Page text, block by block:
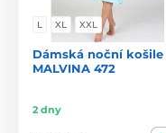
L XL XXL
Dámská noční košile
MALVINA 472
2 dny